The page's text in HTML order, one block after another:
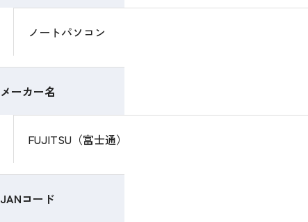
ノートパソコン
メーカー名
FUJITSU（富士通）
JANコード